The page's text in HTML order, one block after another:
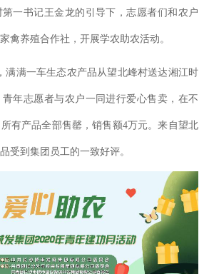
一书记王金龙的引导下，志愿者们和农户
禽养殖合作社，开展学农助农活动。
满满一车生态农产品从望北峰村送达湘江时
年志愿者与农户一同进行爱心售卖，在不
有产品全部售罄，销售额4万元。来自望北
受到集团员工的一致好评。